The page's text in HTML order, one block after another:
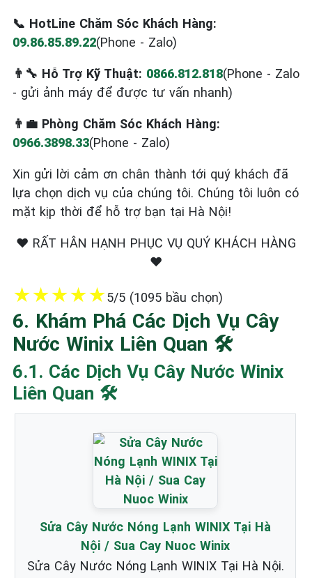
📞 HotLine Chăm Sóc Khách Hàng:
09.86.85.89.22(Phone - Zalo)
👨‍🔧 Hỗ Trợ Kỹ Thuật: 0866.812.818(Phone - Zalo
- gửi ảnh máy để được tư vấn nhanh)
👨‍💼 Phòng Chăm Sóc Khách Hàng:
0966.3898.33(Phone - Zalo)
Xin gửi lời cảm ơn chân thành tới quý khách đã
lựa chọn dịch vụ của chúng tôi. Chúng tôi luôn có
mặt kịp thời để hỗ trợ bạn tại Hà Nội!
❤️ RẤT HÂN HẠNH PHỤC VỤ QUÝ KHÁCH HÀNG
❤️
★★★★★5/5 (1095 bầu chọn)
6. Khám Phá Các Dịch Vụ Cây
Nước Winix Liên Quan 🛠️
6.1. Các Dịch Vụ Cây Nước Winix
Liên Quan 🛠️
Sửa Cây Nước Nóng Lạnh WINIX Tại Hà
Nội / Sua Cay Nuoc Winix
Sửa Cây Nước Nóng Lạnh WINIX Tại Hà Nội.